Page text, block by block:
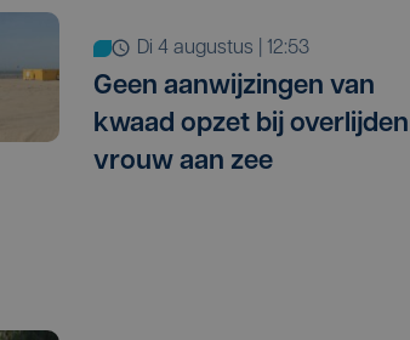
di 4 augustus | 12:53
Geen aanwijzingen van
kwaad opzet bij overlijden
vrouw aan zee